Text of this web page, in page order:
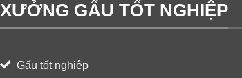
XƯỞNG GẤU TỐT NGHIỆP
Gấu tốt nghiệp